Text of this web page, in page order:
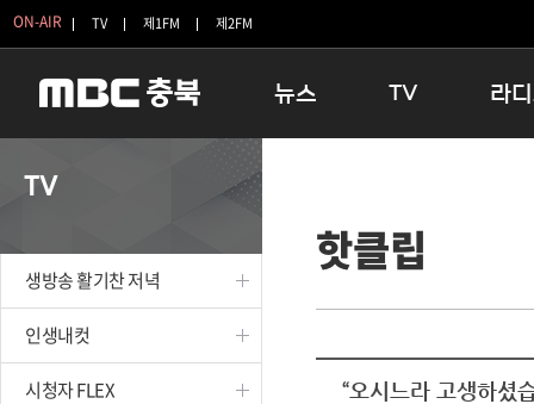
ON-AIR TV 제1FM 제2FM
뉴스
보은
TV
인생내컷
테마기행 길
시청자 FLEX
특집프로그램
라
TV
생방송 활기찬 저녁
인생내컷
시청자 FLEX
핫클립
“오시느라 고생하셨